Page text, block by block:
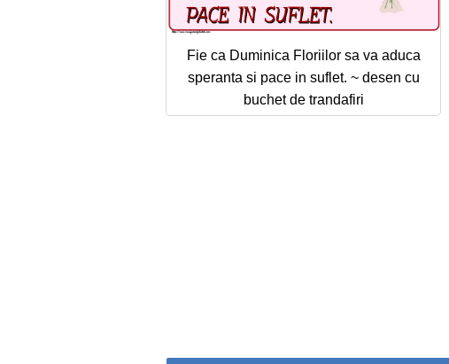
Fie ca Duminica Floriilor sa va aduca
speranta si pace in suflet. ~ desen cu
buchet de trandafiri